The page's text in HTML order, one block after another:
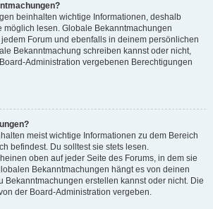
beinhalten wichtige Informationen, deshalb
möglich lesen. Globale Bekanntmachungen
Forum und ebenfalls in deinem persönlichen
Bekanntmachung schreiben kannst oder nicht,
Administration vergebenen Berechtigungen
meist wichtige Informationen zu dem Bereich
befindest. Du solltest sie stets lesen.
oben auf jeder Seite des Forums, in dem sie
Bekanntmachungen hängt es von deinen
Bekanntmachungen erstellen kannst oder nicht. Die
der Board-Administration vergeben.